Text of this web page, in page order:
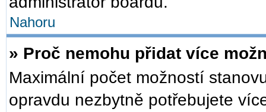
Nahoru
» Proč nemohu přidat více
Maximální počet možností
opravdu nezbytně potřebujete